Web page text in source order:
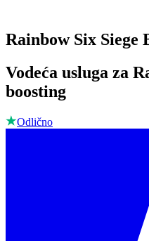
Rainbow Six Siege
Vodeća usluga za
boosting
Odlično